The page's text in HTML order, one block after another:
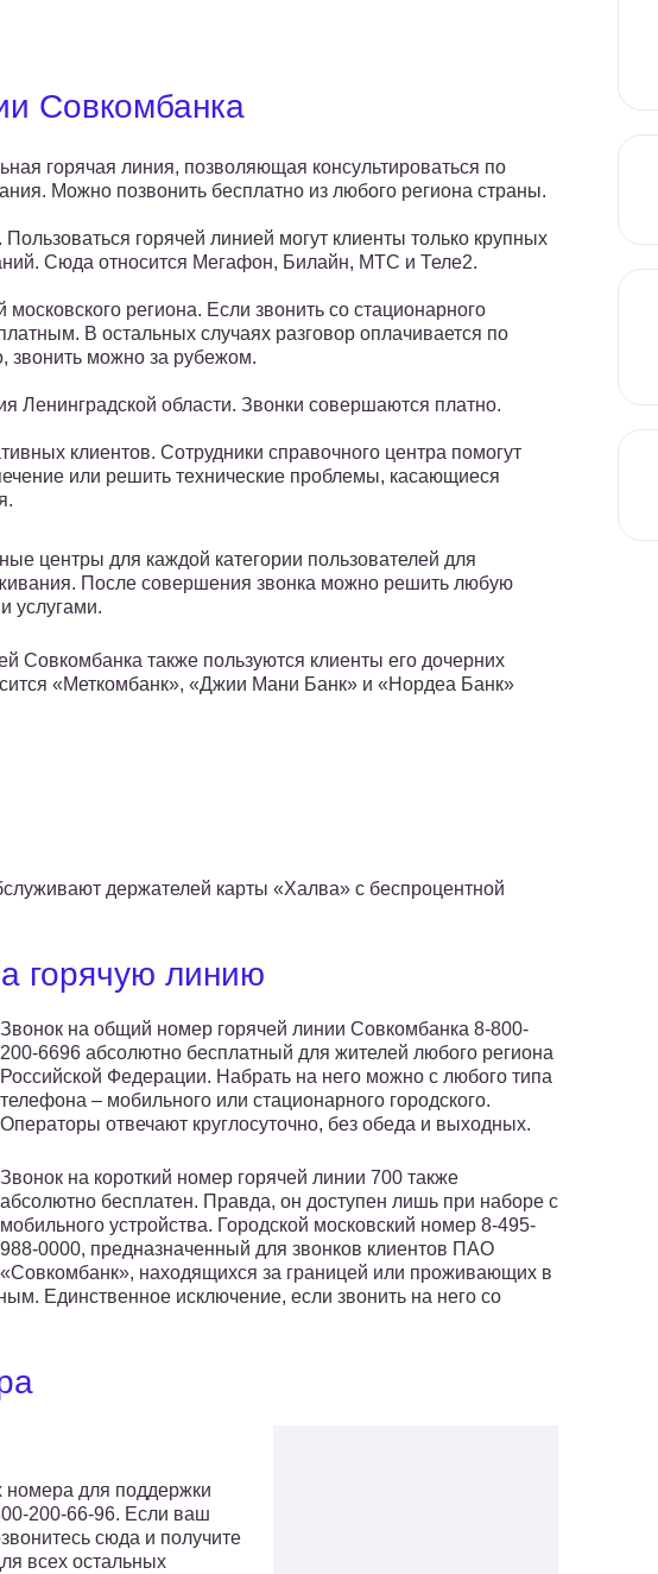
Совкомбанка
горячая линия, позволяющая консультироваться по
Можно позвонить бесплатно из любого региона страны.
горячей линией могут клиенты только крупных
Сюда относится Мегафон, Билайн, МТС и Теле2.
региона. Если звонить со стационарного
В остальных случаях разговор оплачивается по
звонить можно за рубежом.
Ленинградской области. Звонки совершаются платно.
клиентов. Сотрудники справочного центра помогут
или решить технические проблемы, касающиеся
центры для каждой категории пользователей для
После совершения звонка можно решить любую
услугами.
Совкомбанка также пользуются клиенты его дочерних
«Меткомбанк», «Джии Мани Банк» и «Нордеа Банк»
держателей карты «Халва» с беспроцентной
горячую линию
Звонок на общий номер горячей линии Совкомбанка 8-800-
200-6696 абсолютно бесплатный для жителей любого региона
Российской Федерации. Набрать на него можно с любого типа
телефона – мобильного или стационарного городского.
Операторы отвечают круглосуточно, без обеда и выходных.
Звонок на короткий номер горячей линии 700 также
абсолютно бесплатен. Правда, он доступен лишь при наборе с
мобильного устройства. Городской московский номер 8-495-
988-0000, предназначенный для звонков клиентов ПАО
«Совкомбанк», находящихся за границей или проживающих в
Единственное исключение, если звонить на него со
номера для поддержки
200-66-96. Если ваш
сюда и получите
всех остальных